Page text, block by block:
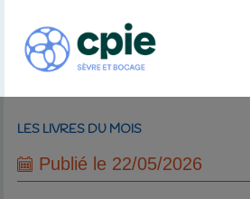
LES LIVRES DU MOIS
Publié le 22/05/2026